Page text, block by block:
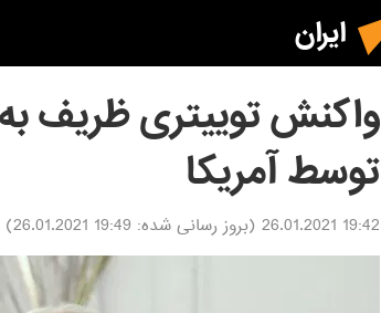
ایران
واکنش توییتری ظریف
توسط آمریکا
19:42 26.01.2021 (بروز رسانی شده: 19:49 26.01.2021
)